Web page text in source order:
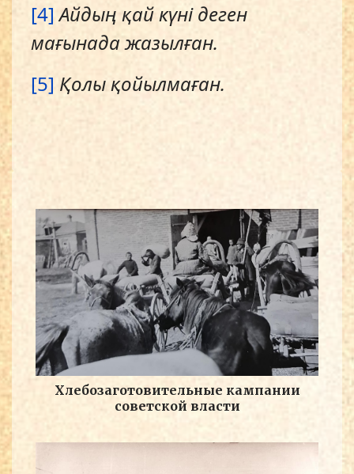
Хлебозаготовительные кампании
советской власти
[4] Айдың қай күні деген
мағынада жазылған.
[5] Қолы қойылмаған.